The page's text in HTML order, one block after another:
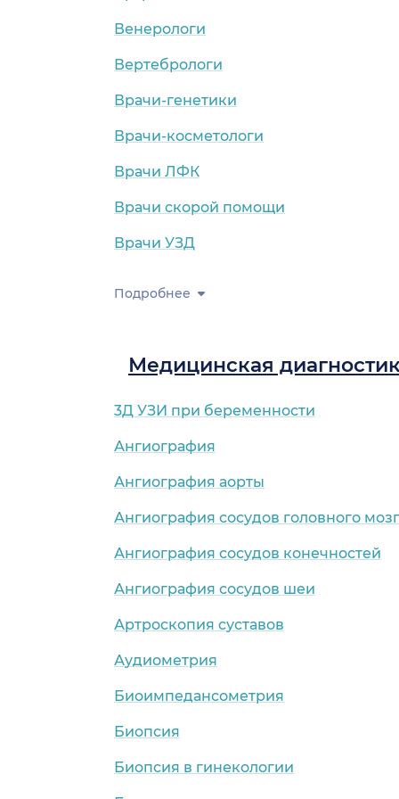
Венерологи
Вертебрологи
Врачи-генетики
Врачи-косметологи
Врачи ЛФК
Врачи скорой помощи
Врачи УЗД
Подробнее
Медицинская
3Д УЗИ при беременности
Ангиография
Ангиография аорты
Ангиография сосудов головного
Ангиография сосудов конечностей
Ангиография сосудов шеи
Артроскопия суставов
Аудиометрия
Биоимпедансометрия
Биопсия
Биопсия в гинекологии